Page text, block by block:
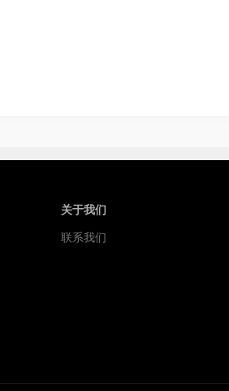
关于我们
联系我们